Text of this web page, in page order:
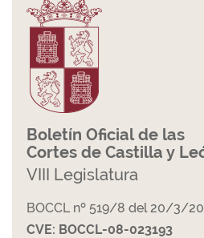
Boletín Oficial de las
Cortes de Castilla y
VIII Legislatura
BOCCL nº 519/8 del 20/3/
CVE: BOCCL-08-023193